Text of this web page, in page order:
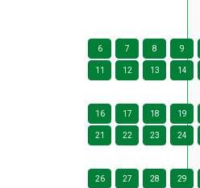
6 7 8 9
11 12 13 14
16 17 18 19
21 22 23 24
26 27 28 29